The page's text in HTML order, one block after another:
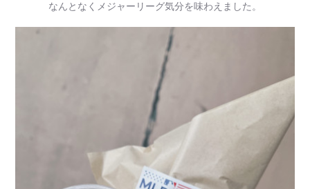
なんとなくメジャーリーグ気分を味わえました。